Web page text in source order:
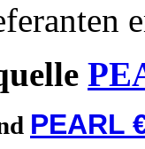
PEARL